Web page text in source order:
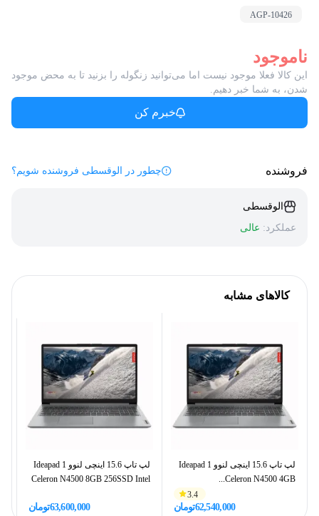
AGP-10426
ناموجود
این کالا فعلا موجود نیست اما می‌توانید زنگوله را بزنید تا به محض موجود
شدن، به شما خبر دهیم.
خبرم کن
فروشنده چطور در الوقسطی فروشنده شویم؟
الوقسطی
عملکرد: عالی
کالاهای مشابه
لپ تاپ 15.6 اینچی لنوو Ideapad 1
Celeron N4500 4GB...
3.4
62,540,000تومان
لپ تاپ 15.6 اینچی لنوو Ideapad 1
Celeron N4500 8GB 256SSD Intel
63,600,000تومان